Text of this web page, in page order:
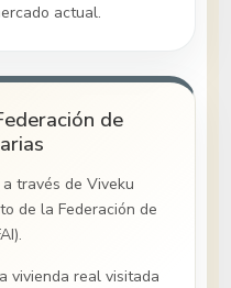
actual.
de
a través de Viveku
de la Federación de
vivienda real visitada